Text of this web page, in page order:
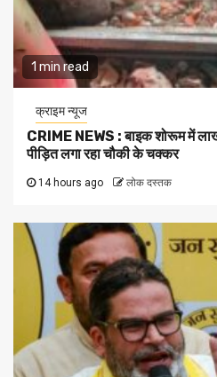
1 min read
क्राइम न्यूज
CRIME NEWS : बाइक शोरूम में
पीड़ित लगा रहा चौकी के चक्कर
14 hours ago लोक दस्तक